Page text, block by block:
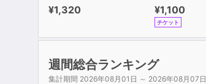
¥1,320 ¥1,100
チケット
週間総合ランキング
集計期間 2026年08月01日 ～ 2026年08月07日